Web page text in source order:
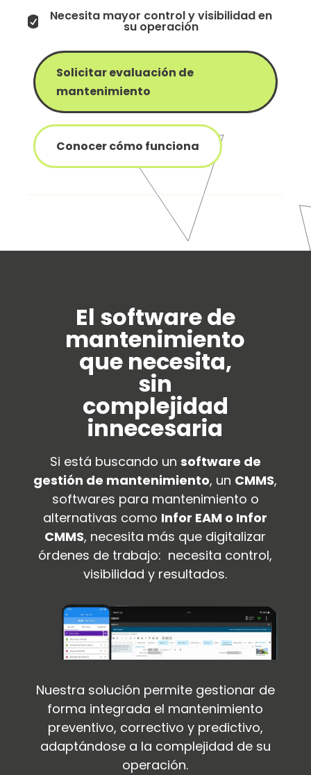
 Necesita mayor control y visibilidad en
su operación
Solicitar evaluación de
mantenimiento
Conocer cómo funciona
El software de
mantenimiento
que necesita,
sin
complejidad
innecesaria
Si está buscando un software de
gestión de mantenimiento, un CMMS,
softwares para mantenimiento o
alternativas como Infor EAM o Infor
CMMS, necesita más que digitalizar
órdenes de trabajo: necesita control,
visibilidad y resultados.
Nuestra solución permite gestionar de
forma integrada el mantenimiento
preventivo, correctivo y predictivo,
adaptándose a la complejidad de su
operación.